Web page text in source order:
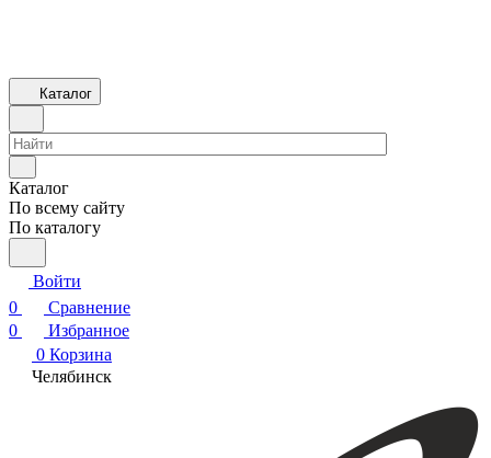
Каталог
Каталог
По всему сайту
По каталогу
Войти
0
Сравнение
0
Избранное
0 Корзина
Челябинск